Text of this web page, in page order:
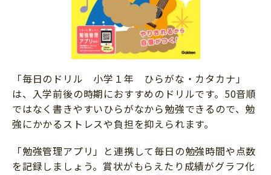
「毎日のドリル 小学１年 ひらがな・カタカナ」
は、入学前後の時期におすすめのドリルです。50音順
ではなく書きやすいひらがなから勉強できるので、勉
強にかかるストレスや負担を抑えられます。
「勉強管理アプリ」と連携して毎日の勉強時間や点数
を記録しましょう。賞状がもらえたり成績がグラフ化